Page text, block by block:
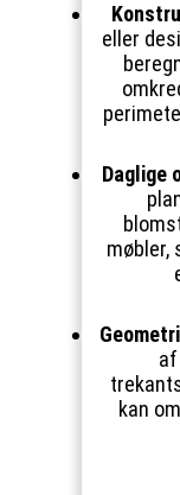
eller
Daglige
møbler,
kan